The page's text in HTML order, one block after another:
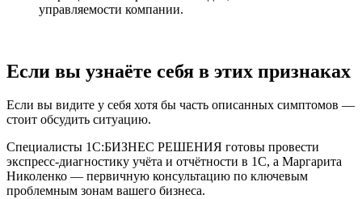
управляемости компании.
Если вы узнаёте себя в этих признаках
Если вы видите у себя хотя бы часть описанных симптомов —
стоит обсудить ситуацию.
Специалисты 1С:БИЗНЕС РЕШЕНИЯ готовы провести
экспресс‑диагностику учёта и отчётности в 1С, а Маргарита
Николенко — первичную консультацию по ключевым
проблемным зонам вашего бизнеса.